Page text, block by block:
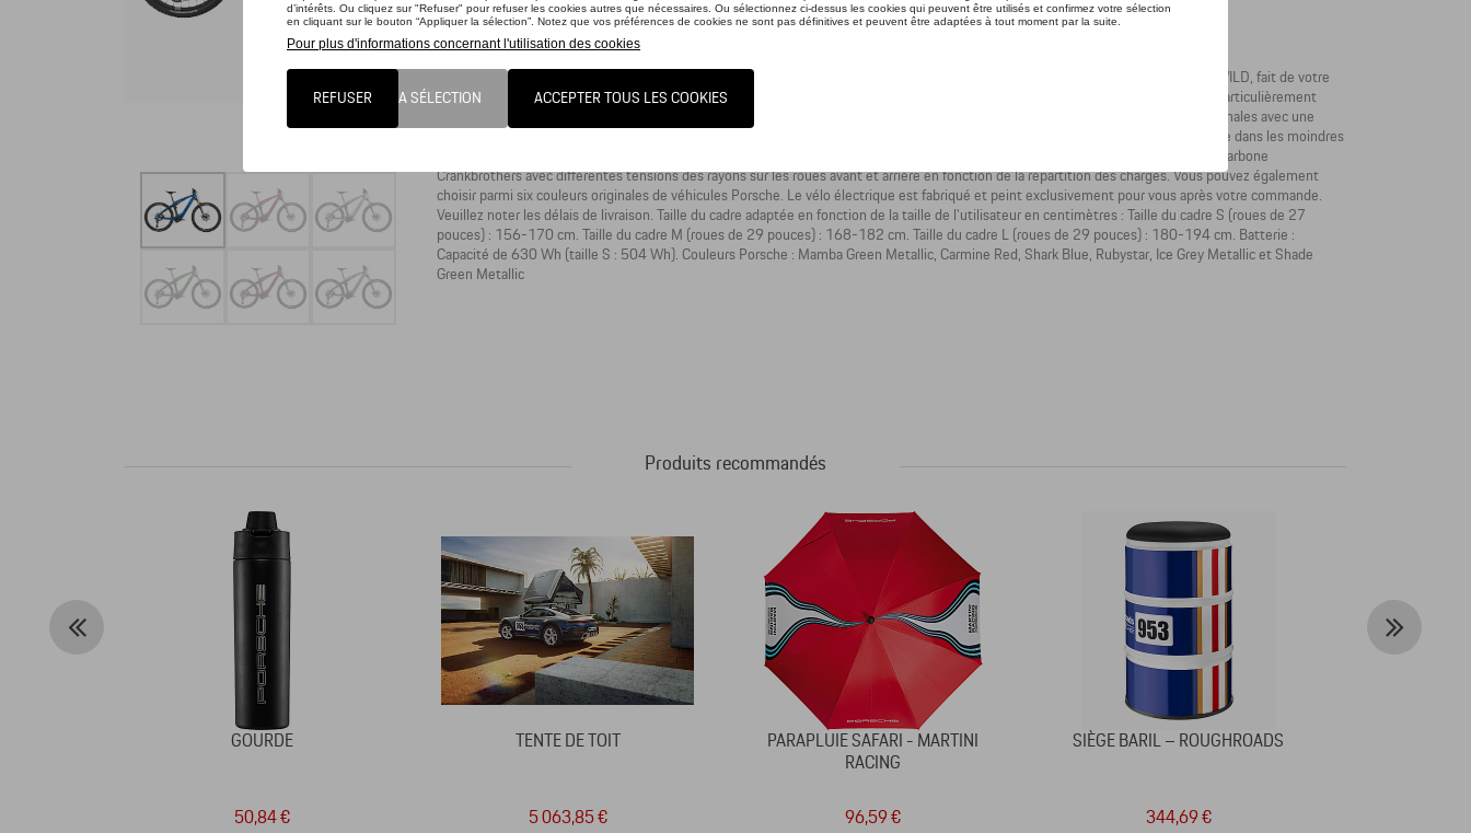
Ce produit n'est actuellement pas de stock
Plaisir de conduite tout-terrain électrisant : l'eBike Cross Performance EXC 2023 de Porsche, développé en partenariat avec ROTWILD, fait de votre
rêve de longues randonnées à travers les chemins une réalité. Le cadre en carbone signé Studio F. A. Porsche est non seulement particulièrement
stable, mais il confère également au vélo électrique son caractère unique tout en garantissant des performances tout-terrain maximales avec une
sélection de composants parfaitement coordonnés. Le terme « Performance » n'est pas seulement écrit sur le cadre. On le retrouve dans les moindres
détails : des composants du châssis Fox Factory au système de freinage à quatre pistons de MAGURA en passant par les roues en carbone
Crankbrothers avec différentes tensions des rayons sur les roues avant et arrière en fonction de la répartition des charges. Vous pouvez également
choisir parmi six couleurs originales de véhicules Porsche. Le vélo électrique est fabriqué et peint exclusivement pour vous après votre commande.
Veuillez noter les délais de livraison. Taille du cadre adaptée en fonction de la taille de l'utilisateur en centimètres : Taille du cadre S (roues de 27
pouces) : 156-170 cm. Taille du cadre M (roues de 29 pouces) : 168-182 cm. Taille du cadre L (roues de 29 pouces) : 180-194 cm. Batterie :
Capacité de 630 Wh (taille S : 504 Wh). Couleurs Porsche : Mamba Green Metallic, Carmine Red, Shark Blue, Rubystar, Ice Grey Metallic et Shade
Green Metallic
Produits recommandés
GOURDE
50,84 €
TENTE DE TOIT
5 063,85 €
PARAPLUIE SAFARI - MARTINI
RACING
96,59 €
SIÈGE BARIL – ROUGHROADS
344,69 €